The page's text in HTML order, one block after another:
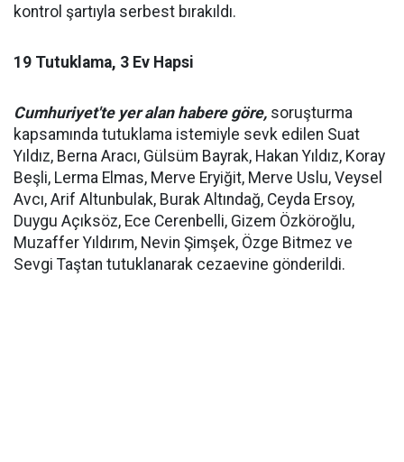
kontrol şartıyla serbest bırakıldı.
19 Tutuklama, 3 Ev Hapsi
Cumhuriyet'te yer alan habere göre, soruşturma
kapsamında tutuklama istemiyle sevk edilen Suat
Yıldız, Berna Aracı, Gülsüm Bayrak, Hakan Yıldız, Koray
Beşli, Lerma Elmas, Merve Eryiğit, Merve Uslu, Veysel
Avcı, Arif Altunbulak, Burak Altındağ, Ceyda Ersoy,
Duygu Açıksöz, Ece Cerenbelli, Gizem Özköroğlu,
Muzaffer Yıldırım, Nevin Şimşek, Özge Bitmez ve
Sevgi Taştan tutuklanarak cezaevine gönderildi.